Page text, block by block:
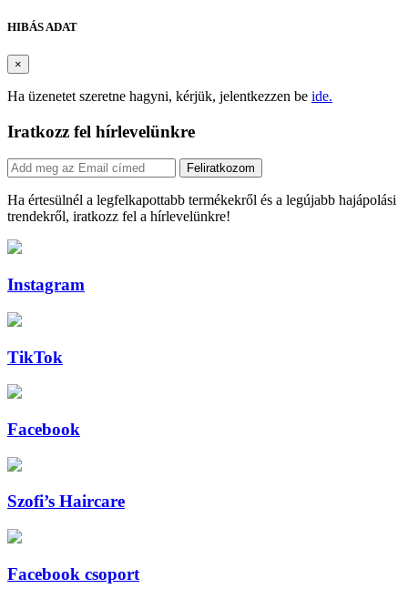
HIBÁS ADAT
×
Ha üzenetet szeretne hagyni, kérjük, jelentkezzen be ide.
Iratkozz fel hírlevelünkre
Feliratkozom
Ha értesülnél a legfelkapottabb termékekről és a legújabb hajápolási
trendekről, iratkozz fel a hírlevelünkre!
Instagram
TikTok
Facebook
Szofi’s Haircare
Facebook csoport